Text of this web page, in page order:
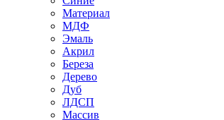
Материал
МДФ
Эмаль
Акрил
Береза
Дерево
Дуб
ЛДСП
Массив